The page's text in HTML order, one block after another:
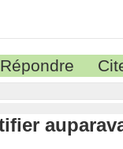
Répondre